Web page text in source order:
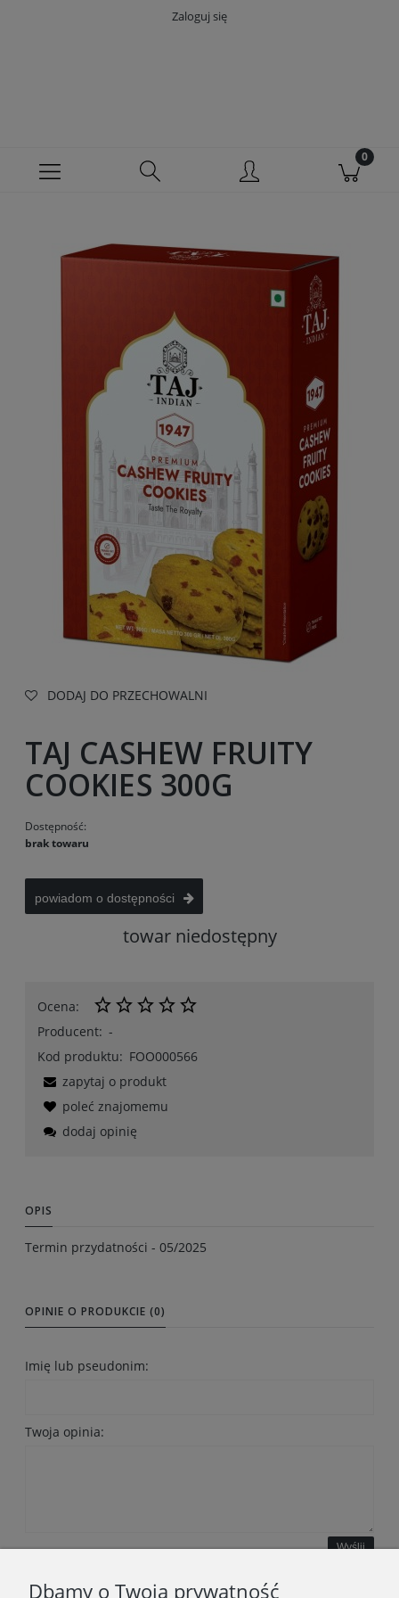
Zaloguj się
DODAJ DO PRZECHOWALNI
TAJ CASHEW FRUITY
COOKIES 300G
Dostępność:
brak towaru
powiadom o dostępności
towar niedostępny
Ocena:
Producent: -
Kod produktu: FOO000566
zapytaj o produkt
poleć znajomemu
dodaj opinię
OPIS
Termin przydatności - 05/2025
OPINIE O PRODUKCIE (0)
Imię lub pseudonim:
Twoja opinia:
Wyślij
Dbamy o Twoją prywatność